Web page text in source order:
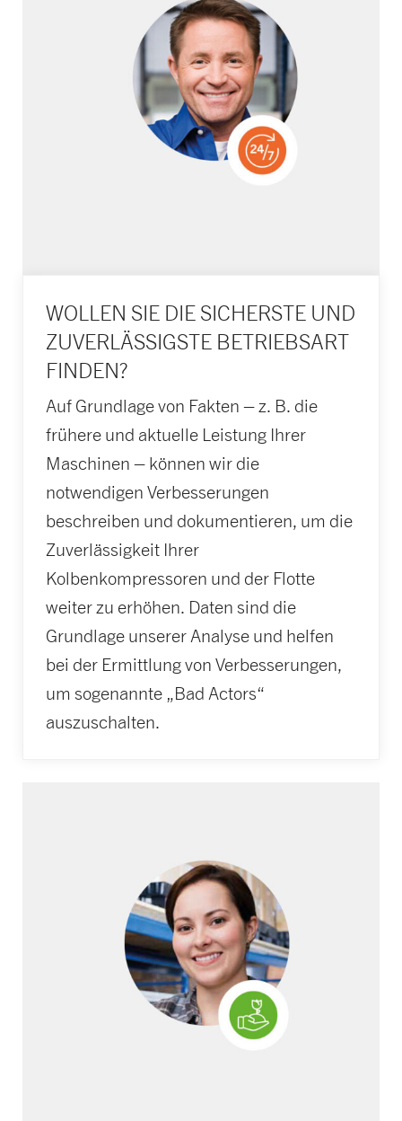
WOLLEN SIE DIE SICHERSTE UND
ZUVERLÄSSIGSTE BETRIEBSART
FINDEN?
Auf Grundlage von Fakten – z. B. die
frühere und aktuelle Leistung Ihrer
Maschinen – können wir die
notwendigen Verbesserungen
beschreiben und dokumentieren, um die
Zuverlässigkeit Ihrer
Kolbenkompressoren und der Flotte
weiter zu erhöhen. Daten sind die
Grundlage unserer Analyse und helfen
bei der Ermittlung von Verbesserungen,
um sogenannte „Bad Actors“
auszuschalten.